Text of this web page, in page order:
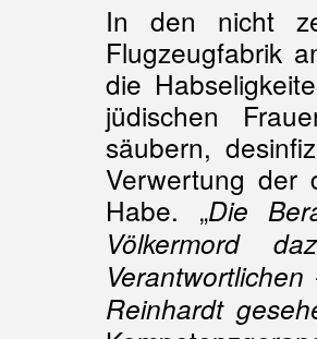
In den nicht
Flugzeugfabrik
die
jüdischen
säubern,
Verwertung der
Habe. „Die
Völkermord
Reinhardt